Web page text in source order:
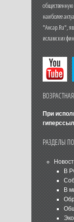
наиболее
"Ансар.Ru",
исламских
При
РАЗДЕЛЫ
В
В